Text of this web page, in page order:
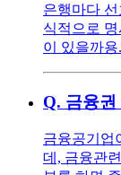
은행마다
식적으로
이 있을까용
Q. 금융
금융공기업
데, 금융관